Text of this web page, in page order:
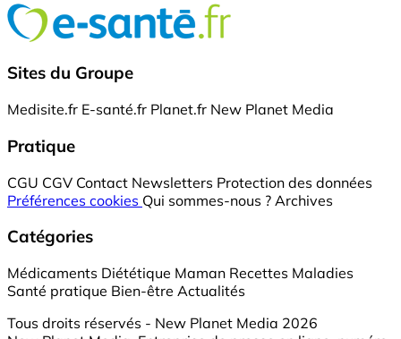
Sites du Groupe
Medisite.fr E-santé.fr Planet.fr New Planet Media
Pratique
CGU CGV Contact Newsletters Protection des données
Préférences cookies Qui sommes-nous ? Archives
Catégories
Médicaments Diététique Maman Recettes Maladies
Santé pratique Bien-être Actualités
Tous droits réservés - New Planet Media 2026